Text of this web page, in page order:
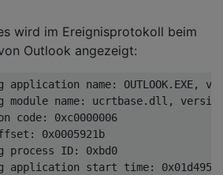
wird im Ereignisprotokoll beim
Outlook angezeigt:
application name: OUTLOOK.EXE,
module name: ucrtbase.dll,
code: 0xc0000006
0x0005921b
process ID: 0xbd0
application start time: